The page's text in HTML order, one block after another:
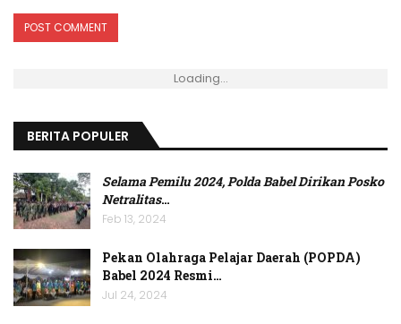
Loading...
BERITA POPULER
Selama Pemilu 2024, Polda Babel Dirikan Posko
Netralitas…
Feb 13, 2024
Pekan Olahraga Pelajar Daerah (POPDA)
Babel 2024 Resmi…
Jul 24, 2024